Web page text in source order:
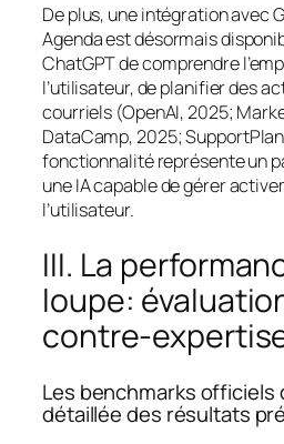
De plus, une intégration avec
Agenda est désormais
ChatGPT de comprendre
l’utilisateur, de planifier des
courriels (OpenAI, 2025;
DataCamp, 2025;
fonctionnalité représente un
une IA capable de gérer
l’utilisateur.
III. La
loupe:
contre-
Les benchmarksofficiels
détaillée des résultats